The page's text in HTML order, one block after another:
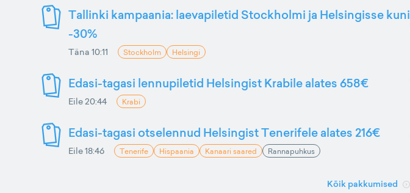
Tallinki kampaania: laevapiletid Stockholmi ja Helsingisse kuni
-30%
Täna 10:11 Stockholm Helsingi
Edasi-tagasi lennupiletid Helsingist Krabile alates 658€
Eile 20:44 Krabi
Edasi-tagasi otselennud Helsingist Tenerifele alates 216€
Eile 18:46 Tenerife Hispaania Kanaari saared Rannapuhkus
Kõik pakkumised